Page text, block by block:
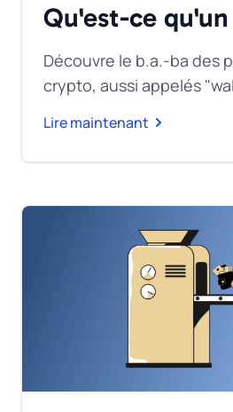
Qu'est-ce
Découvre le b.a.-ba des
crypto, aussi appelés
Lire maintenant